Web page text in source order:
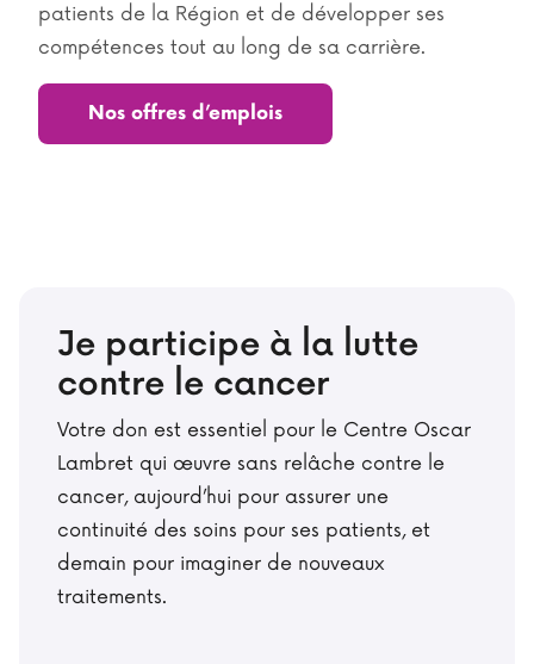
patients de la Région et de développer ses
compétences tout au long de sa carrière.
Nos offres d’emplois
Je participe à la lutte
contre le cancer
Votre don est essentiel pour le Centre Oscar
Lambret qui œuvre sans relâche contre le
cancer, aujourd’hui pour assurer une
continuité des soins pour ses patients, et
demain pour imaginer de nouveaux
traitements.